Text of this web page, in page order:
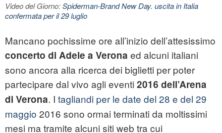
Video del Giorno:Spiderman-Brand New Day. uscita in Italia
confermata per il 29 luglio
Mancano pochissime ore all’inizio dell’attesissimo
concerto di Adele a Verona ed alcuni italiani
sono ancora alla ricerca dei biglietti per poter
partecipare dal vivo agli eventi 2016 dell’Arena
di Verona. I tagliandi per le date del 28 e del 29
maggio 2016 sono ormai terminati da moltissimi
mesi ma tramite alcuni siti web tra cui